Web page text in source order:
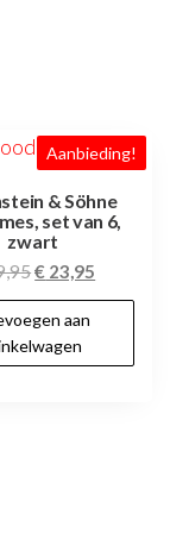
Aanbieding!
& Söhne
set van 6,
zwart
€ 23,95
aan